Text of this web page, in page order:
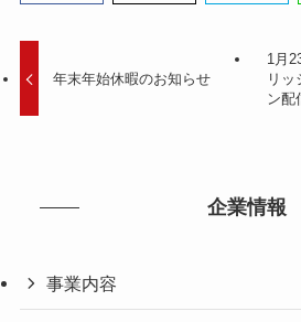
年末年始休暇のお知らせ
1月
リッ
ン配
企業情報
事業内容